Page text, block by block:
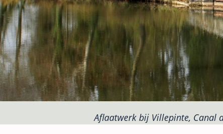
Aflaatwerk bij Villepinte, Canal